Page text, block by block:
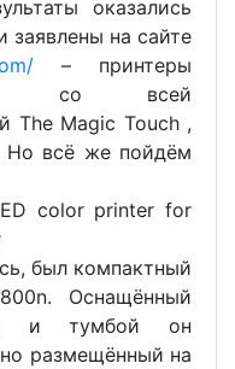
оказались
заявлены на сайте
– принтеры
со всей
The Magic Touch ,
Но всё же пойдём
был компактный
Оснащённый
и тумбой он
размещённый на